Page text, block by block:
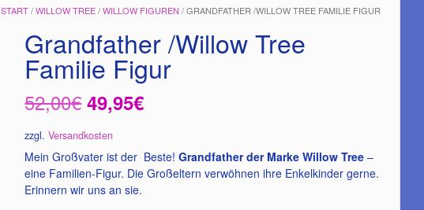
START/WILLOW TREE/WILLOW FIGUREN / GRANDFATHER /WILLOW TREE FAMILIE FIGUR
Grandfather /Willow Tree
Familie Figur
52,00€Ursprünglicher
Preis
war:
52,00€
49,95€Aktueller
ist:
49,95€.
zzgl.Versandkosten
Mein Großvater ist der Beste!Grandfather der Marke Willow Tree –
eine Familien-Figur. Die Großeltern verwöhnen ihre Enkelkinder gerne.
Erinnern wir uns an sie.